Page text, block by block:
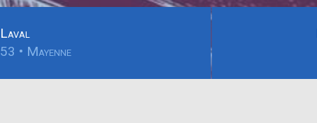
Laval
53 • Mayenne